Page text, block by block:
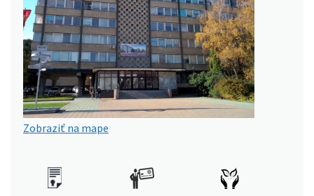
Zobraziť na mape